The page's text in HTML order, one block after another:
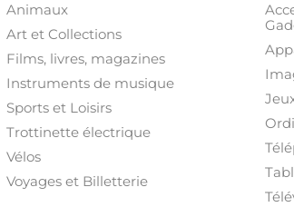
Animaux
Art et Collections
Films, livres, magazines
Instruments de musique
Sports et Loisirs
Trottinette électrique
Vélos
Voyages et Billetterie